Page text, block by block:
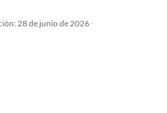
28 de junio de 2026·